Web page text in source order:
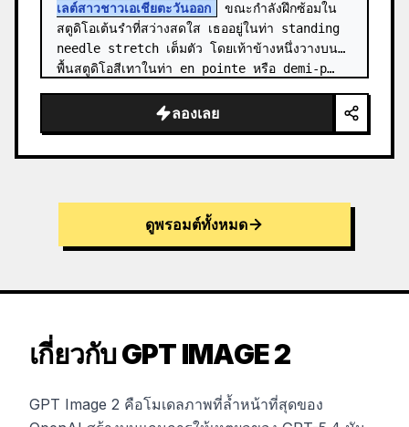
เลต์สาวชาวเอเชียตะวันออก
ขณะกำลังฝึกซ้อมใน
สตูดิโอเต้นรำที่สว่างสดใส เธออยู่ในท่า standing
needle stretch เต็มตัว โดยเท้าข้างหนึ่งวางบน
พื้นสตูดิโอสีเทาในท่า en pointe หรือ demi-p…
ลองเลย
ดูพรอมต์ทั้งหมด
เกี่ยวกับ GPT IMAGE 2
GPT Image 2 คือโมเดลภาพที่ล้ำหน้าที่สุดของ